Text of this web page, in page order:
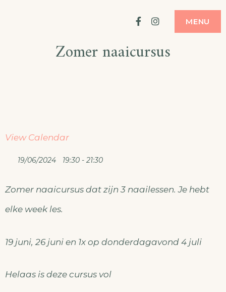
FacebookInstagram
MENU
Zomer naaicursus
View Calendar
19/06/2024 19:30 - 21:30
Zomer naaicursus dat zijn 3 naailessen. Je hebt
elke week les.
19 juni, 26 juni en 1x op donderdagavond 4 juli
Helaas is deze cursus vol